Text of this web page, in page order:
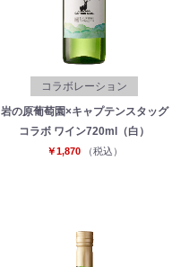
コラボレーション
岩の原葡萄園×キャプテンスタッグ
コラボ ワイン720ml（白）
￥1,870 （税込）